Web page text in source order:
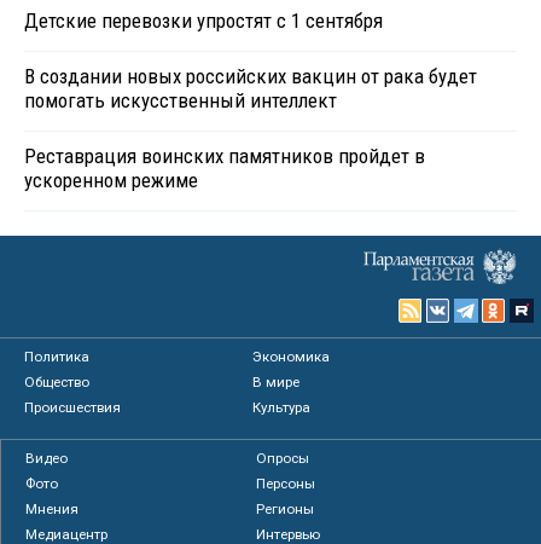
Детские перевозки упростят с 1 сентября
В создании новых российских вакцин от рака будет
помогать искусственный интеллект
Реставрация воинских памятников пройдет в
ускоренном режиме
Политика
Экономика
Общество
В мире
Происшествия
Культура
Видео
Опросы
Фото
Персоны
Мнения
Регионы
Медиацентр
Интервью